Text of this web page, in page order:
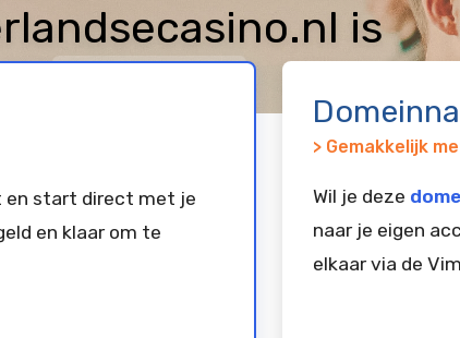
is
en start direct met je
en klaar om te
> Gemakkelijk
Wil je deze
naar je eigen
elkaar via de